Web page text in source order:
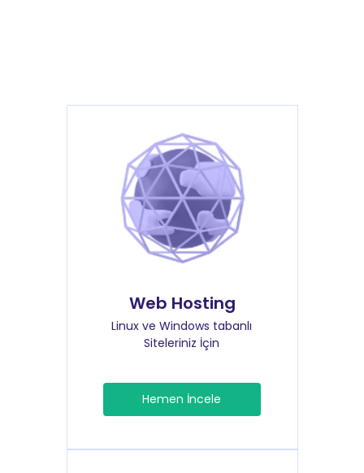
Web Hosting
Linux ve Windows tabanlı
Siteleriniz İçin
Hemen İncele